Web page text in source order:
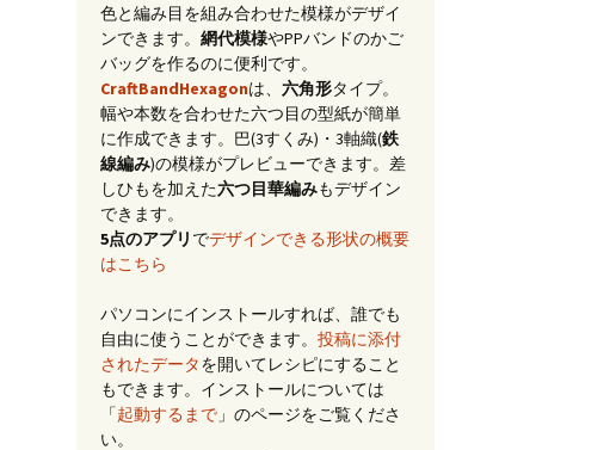
色と編み目を組み合わせた模様がデザイ
ンできます。 網代模様やPPバンドのかご
バッグを作るのに便利です。
CraftBandHexagonは、 六角形タイプ。
幅や本数を合わせた六つ目の型紙が簡単
に作成できます。巴(3すくみ)・3軸織(鉄
線編み)の模様がプレビューできます。差
しひもを加えた六つ目華編みもデザイン
できます。
5点のアプリ でデザインできる形状の概要
はこちら
パソコンにインストールすれば、誰でも
自由に使うことができます。 投稿に添付
されたデータを開いてレシピにすること
もできます。インストールについては
「起動するまで 」のページをご覧くださ
い。